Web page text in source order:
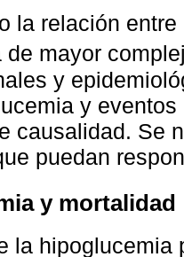
la relación
de mayor
y
y
causalidad. Se
puedan
y mortalidad
la